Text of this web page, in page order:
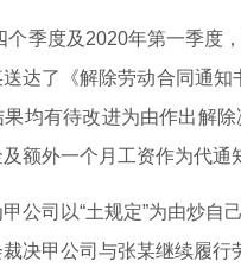
度及2020年第一季度，
达了《解除劳动合同通
均有待改进为由作出解
额外一个月工资作为代通
司以“土规定”为由炒自己
决甲公司与张某继续履行